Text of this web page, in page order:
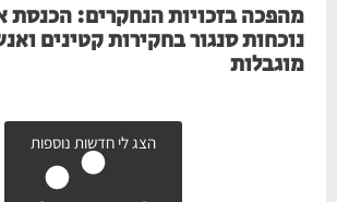
מהפכה בזכויות הנחקרים: הכנסת
נוכחות סנגור בחקירות קטינים
מוגבלות
הצג לי חדשות נוספות